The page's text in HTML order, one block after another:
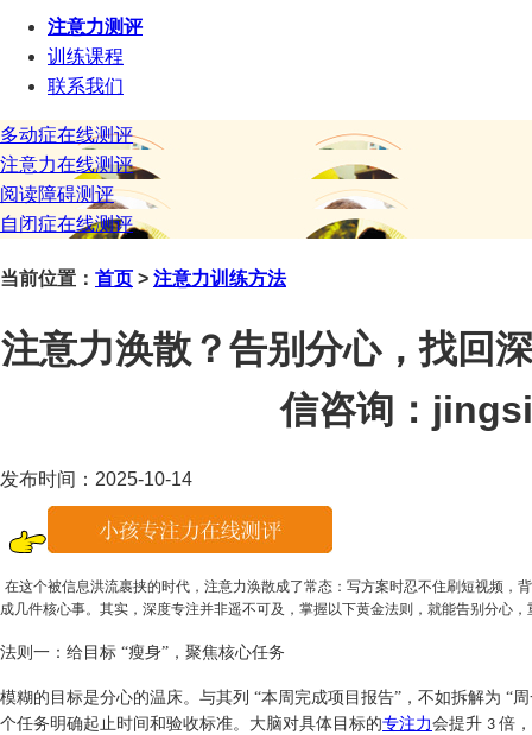
注意力测评
训练课程
联系我们
多动症在线测评
注意力在线测评
阅读障碍测评
自闭症在线测评
当前位置： 首页 > 注意力训练方法
注意力涣散？告别分心，找回
信咨询：
发布时间：2025-10-14
在这个被信息洪流裹挟的时代，注意力涣散成了常态：写方案时忍不住刷短视频，
成几件核心事。其实，深度专注并非遥不可及，掌握以下黄金法则，就能告别分心
法则一：给目标 “瘦身”，聚焦核心任务​
模糊的目标是分心的温床。与其列 “本周完成项目报告”，不如拆解为 “
个任务明确起止时间和验收标准。大脑对具体目标的专注力会提升 3 倍